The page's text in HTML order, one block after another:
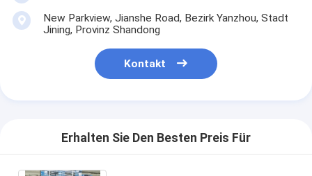
New Parkview, Jianshe Road, Bezirk Yanzhou, Stadt
Jining, Provinz Shandong
Kontakt
Erhalten Sie Den Besten Preis Für